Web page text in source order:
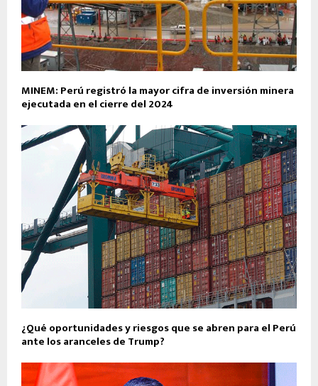
MINEM: Perú registró la mayor cifra de inversión minera
ejecutada en el cierre del 2024
¿Qué oportunidades y riesgos que se abren para el Perú
ante los aranceles de Trump?